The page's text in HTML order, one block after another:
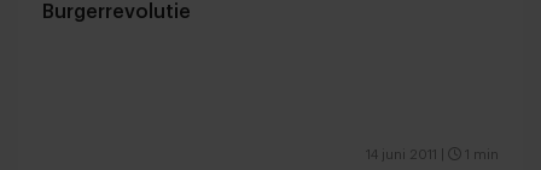
Burgerrevolutie
14 juni 2011 1 min